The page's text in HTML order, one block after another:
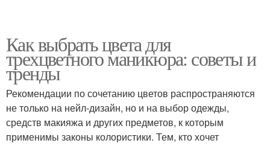
Как выбрать цвета для
трехцветного маникюра: советы и
тренды
Рекомендации по сочетанию цветов распространяются
не только на нейл-дизайн, но и на выбор одежды,
средств макияжа и других предметов, к которым
применимы законы колористики. Тем, кто хочет